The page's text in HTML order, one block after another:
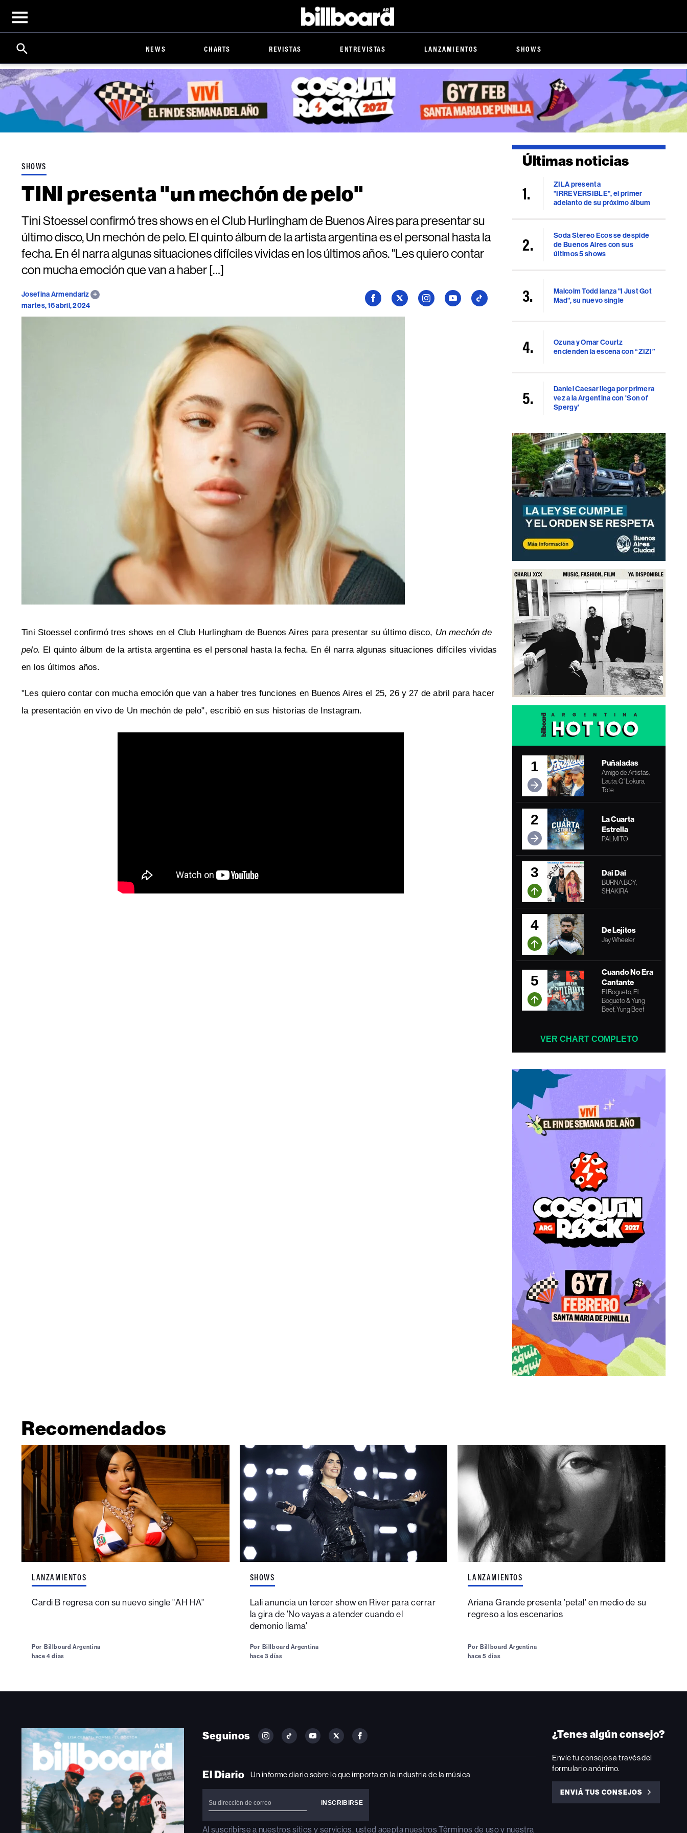
Open
menu
Billboard
Search
Click
Expand
Search
Input
NEWS CHARTS REVISTAS ENTREVISTAS LANZAMIENTOS SHOWS
SHOWS
TINI presenta "un mechón de pelo"
Tini Stoessel confirmó tres shows en el Club Hurlingham de Buenos Aires para presentar su
último disco, Un mechón de pelo. El quinto álbum de la artista argentina es el personal hasta la
fecha. En él narra algunas situaciones difíciles vividas en los últimos años. "Les quiero contar
con mucha emoción que van a haber […]
Josefina Armendariz
martes, 16 abril, 2024
Seguí
Seguí
Seguí
Seguí
Seguí
Tini Stoessel confirmó tres shows en el Club Hurlingham de Buenos Aires para presentar su último disco, Un mechón de
pelo. El quinto álbum de la artista argentina es el personal hasta la fecha. En él narra algunas situaciones difíciles vividas
en los últimos años.
"Les quiero contar con mucha emoción que van a haber tres funciones en Buenos Aires el 25, 26 y 27 de abril para hacer
la presentación en vivo de Un mechón de pelo", escribió en sus historias de Instagram.
Últimas noticias
ZILA presenta
"IRREVERSIBLE", el primer
adelanto de su próximo álbum
Soda Stereo Ecos se despide
de Buenos Aires con sus
últimos 5 shows
Malcolm Todd lanza "I Just Got
Mad", su nuevo single
Ozuna y Omar Courtz
encienden la escena con “ZIZI”
Daniel Caesar llega por primera
vez a la Argentina con 'Son of
Spergy'
1 Puñaladas
Amigo de Artistas,
Lauta, Q' Lokura,
Tote
2
La Cuarta
Estrella
PALMITO
3 Dai Dai
BURNA BOY,
SHAKIRA
4 De Lejitos
Jay Wheeler
5
Cuando No Era
Cantante
El Bogueto, El
Bogueto & Yung
Beef, Yung Beef
VER CHART COMPLETO
Recomendados
LANZAMIENTOS
Cardi B regresa con su nuevo single "AH HA"
Por Billboard Argentina
hace 4 días
SHOWS
Lali anuncia un tercer show en River para cerrar
la gira de 'No vayas a atender cuando el
demonio llama'
Por Billboard Argentina
hace 3 días
LANZAMIENTOS
Ariana Grande presenta 'petal' en medio de su
regreso a los escenarios
Por Billboard Argentina
hace 5 días
Seguinos
FOLLOW
ON
FOLLOW
ON
FOLLOW
ON
FOLLOW
ON
FOLLOW
ON
El Diario Un informe diario sobre lo que importa en la industria de la música
Al suscribirse a nuestros sitios y servicios, usted acepta nuestrosTérminos de usoy nuestra
¿Tenes algún consejo?
Envíe tu consejos a través del
formulario anónimo.
ENVIÁ TUS CONSEJOS
ENVIÁ
TUS